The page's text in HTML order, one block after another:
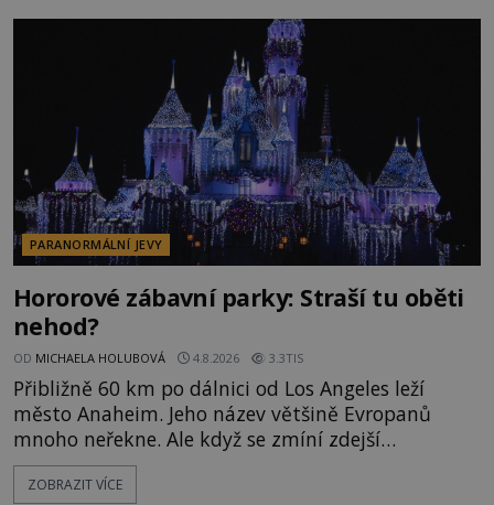
následně nalezne schovaný kokain. Tímto
momentem se slavnému
PARANORMÁLNÍ JEVY
Hororové zábavní parky: Straší tu oběti
nehod?
OD MICHAELA HOLUBOVÁ 4.8.2026 3.3TIS
Přibližně 60 km po dálnici od Los Angeles leží
město Anaheim. Jeho název většině Evropanů
mnoho neřekne. Ale když se zmíní zdejší
Disneyland, je hned jasno. Zábavní park vyroste na
poklidném místě bývalého sadu pomerančovníků.
ZOBRAZIT VÍCE